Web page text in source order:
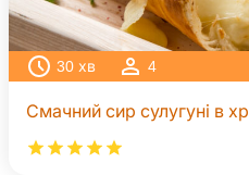
30 хв 4
Смачний сир сулугуні в